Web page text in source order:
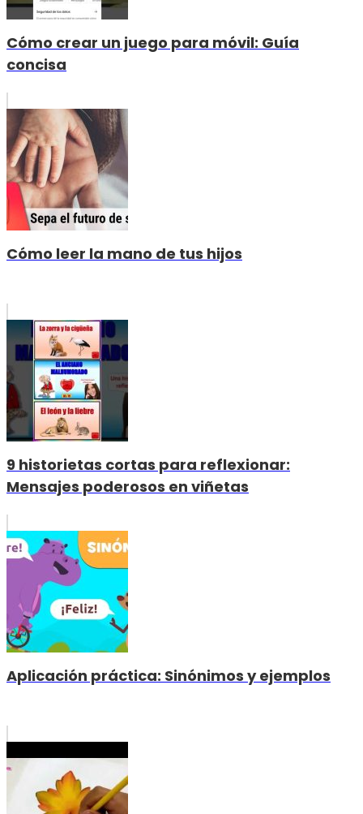
Cómo crear un juego para móvil: Guía
concisa
Cómo leer la mano de tus hijos
9 historietas cortas para reflexionar:
Mensajes poderosos en viñetas
Aplicación práctica: Sinónimos y ejemplos